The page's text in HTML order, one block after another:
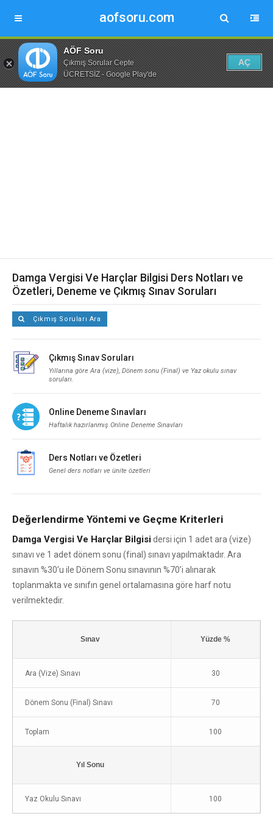
aofsoru.com
AÖF Soru
Çıkmış Sorular Cepte
ÜCRETSİZ - Google Play'de
AÇ
Damga Vergisi Ve Harçlar Bilgisi Ders Notları ve
Özetleri, Deneme ve Çıkmış Sınav Soruları
Çıkmış Soruları Ara
Çıkmış Sınav Soruları
Yıllarına göre Ara (vize), Dönem sonu (Final) ve Yaz okulu sınav
soruları.
Online Deneme Sınavları
Haftalık hazırlanmış Online Deneme Sınavları
Ders Notları ve Özetleri
Genel ders notları ve ünite özetleri
Değerlendirme Yöntemi ve Geçme Kriterleri
Damga Vergisi Ve Harçlar Bilgisidersi için 1 adet ara (vize)
sınavı ve 1 adet dönem sonu (final) sınavı yapılmaktadır. Ara
sınavın %30’u ile Dönem Sonu sınavının %70’i alınarak
toplanmakta ve sınıfın genel ortalamasına göre harf notu
verilmektedir.
Sınav Yüzde %
Ara (Vize) Sınavı 30
Dönem Sonu (Final) Sınavı 70
Toplam 100
Yıl Sonu
Yaz Okulu Sınavı 100